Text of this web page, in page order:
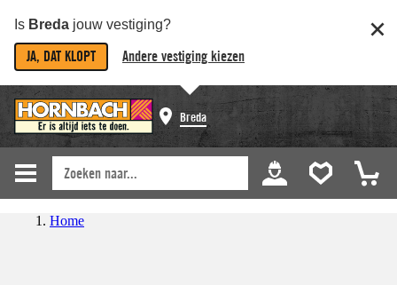
Is Breda jouw vestiging?
JA, DAT KLOPT Andere vestiging kiezen
Breda
Home